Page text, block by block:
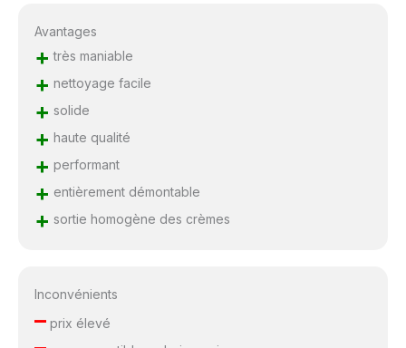
Avantages
+ très maniable
+ nettoyage facile
+ solide
+ haute qualité
+ performant
+ entièrement démontable
+ sortie homogène des crèmes
Inconvénients
–prix élevé